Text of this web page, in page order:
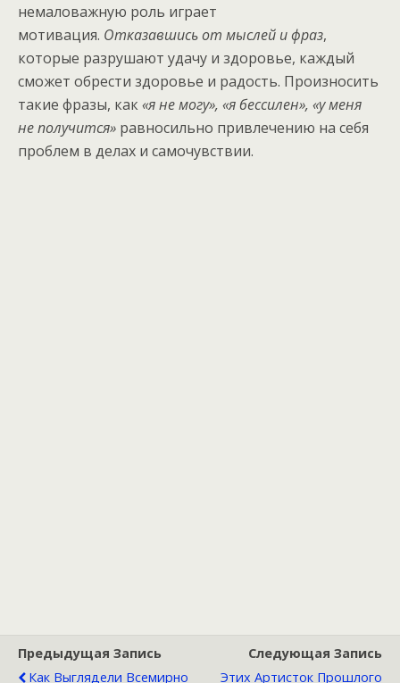
немаловажную роль играет
мотивация. Отказавшись от мыслей и фраз,
которые разрушают удачу и здоровье, каждый
сможет обрести здоровье и радость. Произносить
такие фразы, как«я не могу», «я бессилен», «у меня
не получится» равносильно привлечению на себя
проблем в делах и самочувствии.
Предыдущая Запись
Как Выглядели Всемирно
Следующая Запись
Этих Артисток Прошлого